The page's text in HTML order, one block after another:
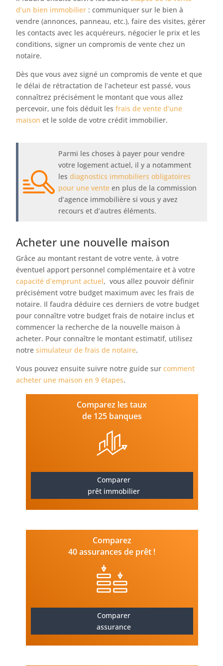
d’un bien immobilier : communiquer sur le bien à
vendre (annonces, panneau, etc.), faire des visites, gérer
les contacts avec les acquéreurs, négocier le prix et les
conditions, signer un compromis de vente chez un
notaire.
Dès que vous avez signé un compromis de vente et que
le délai de rétractation de l’acheteur est passé, vous
connaîtrez précisément le montant que vous allez
percevoir, une fois déduit lesfrais de vente d’une
maison et le solde de votre crédit immobilier.
Parmi les choses à payer pour vendre
votre logement actuel, il y a notamment
lesdiagnostics immobiliers obligatoires
pour une vente en plus de la commission
d’agence immobilière si vous y avez
recours et d’autres éléments.
Acheter une nouvelle maison
Grâce au montant restant de votre vente, à votre
éventuel apport personnel complémentaire et à votre
capacité d’emprunt actuel, vous allez pouvoir définir
précisément votre budget maximum avec les frais de
notaire. Il faudra déduire ces derniers de votre budget
pour connaître votre budget frais de notaire inclus et
commencer la recherche de la nouvelle maison à
acheter. Pour connaître le montant estimatif, utilisez
notresimulateur de frais de notaire.
Vous pouvez ensuite suivre notre guide surcomment
acheter une maison en 9 étapes.
Comparez les taux
de 125 banques
Comparer
prêt immobilier
Comparez
40 assurances de prêt !
Comparer
assurance